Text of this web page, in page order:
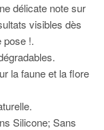
délicate note sur
visibles dès
pose !.
la faune et la flore
Silicone; Sans